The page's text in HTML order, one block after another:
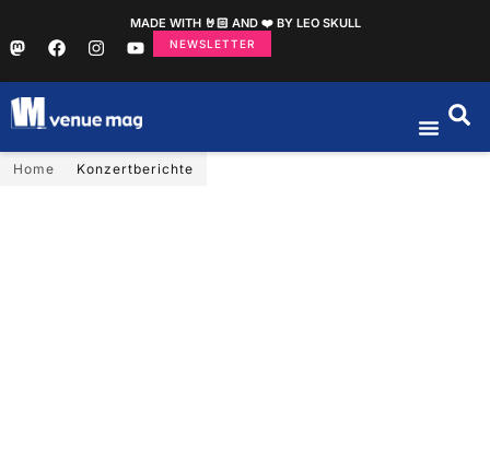
MADE WITH 🤘🏻 AND ❤️ BY LEO SKULL
NEWSLETTER
Home Konzertberichte